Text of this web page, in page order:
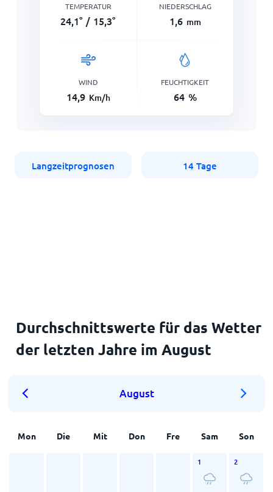
TEMPERATUR
24,1° / 15,3°
NIEDERSCHLAG
1,6 mm
WIND
14,9 Km/h
FEUCHTIGKEIT
64 %
Langzeitprognosen 14 Tage
Durchschnittswerte für das Wetter
der letzten Jahre im August
August
Mon Die Mit Don Fre Sam Son
1 2